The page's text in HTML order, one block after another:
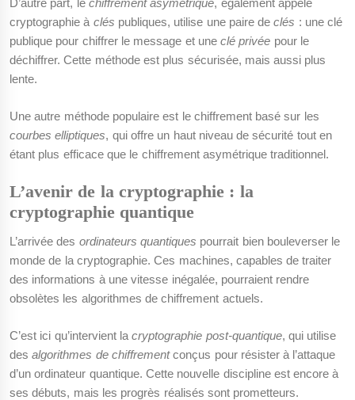
D’autre part, le chiffrement asymétrique, également appelé
cryptographie à clés publiques, utilise une paire declés : une clé
publique pour chiffrer le message et uneclé privée pour le
déchiffrer. Cette méthode est plus sécurisée, mais aussi plus
lente.
Une autre méthode populaire est le chiffrement basé sur les
courbes elliptiques, qui offre un haut niveau de sécurité tout en
étant plus efficace que le chiffrement asymétrique traditionnel.
L’avenir de la cryptographie : la
cryptographie quantique
L’arrivée des ordinateurs quantiques pourrait bien bouleverser le
monde de la cryptographie. Ces machines, capables de traiter
des informations à une vitesse inégalée, pourraient rendre
obsolètes les algorithmes de chiffrement actuels.
C’est ici qu’intervient lacryptographie post-quantique, qui utilise
desalgorithmes de chiffrementconçus pour résister à l’attaque
d’un ordinateur quantique. Cette nouvelle discipline est encore à
ses débuts, mais les progrès réalisés sont prometteurs.